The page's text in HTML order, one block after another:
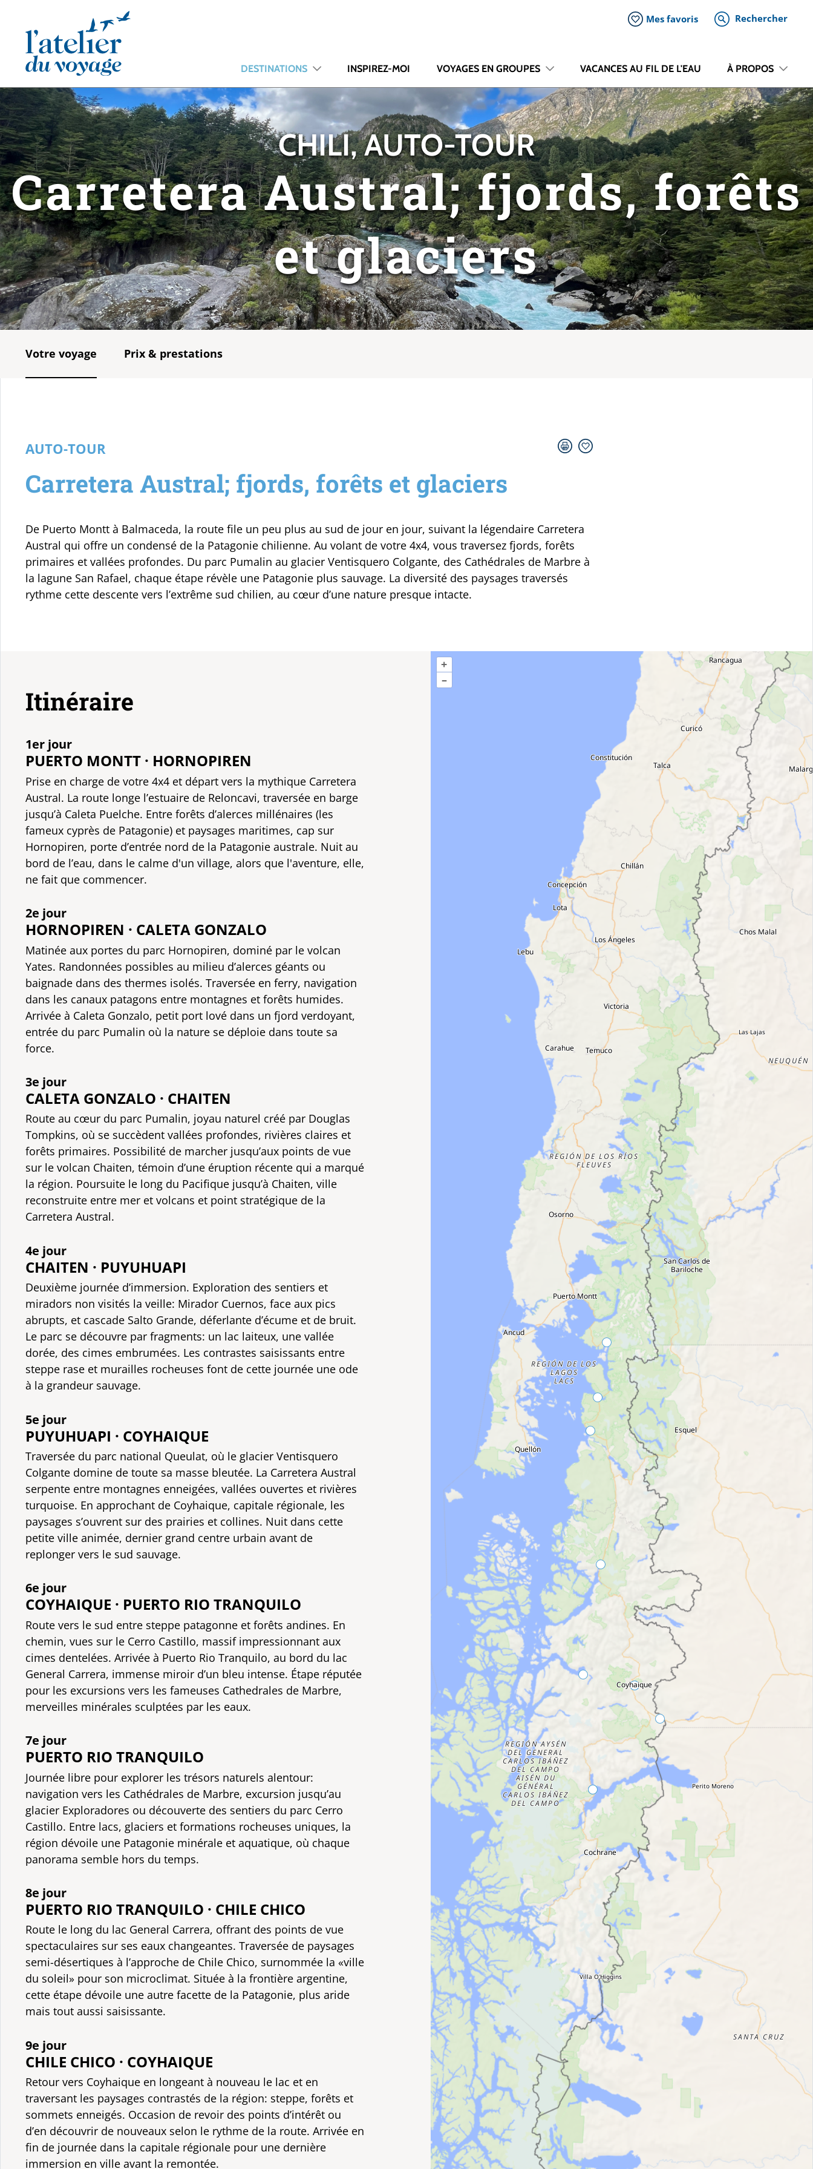
Mes favoris Rechercher
DESTINATIONS INSPIREZ-MOI VOYAGES EN GROUPES VACANCES AU FIL DE L'EAU À PROPOS
CHILI, AUTO-TOUR
Carretera Austral; fjords, forêts
et glaciers
Votre voyage Prix & prestations
AUTO-TOUR
Carretera Austral; fjords, forêts et glaciers
De Puerto Montt à Balmaceda, la route file un peu plus au sud de jour en jour, suivant la légendaire Carretera
Austral qui offre un condensé de la Patagonie chilienne. Au volant de votre 4x4, vous traversez fjords, forêts
primaires et vallées profondes. Du parc Pumalin au glacier Ventisquero Colgante, des Cathédrales de Marbre à
la lagune San Rafael, chaque étape révèle une Patagonie plus sauvage. La diversité des paysages traversés
rythme cette descente vers l’extrême sud chilien, au cœur d’une nature presque intacte.
+
–
Itinéraire
1er jour
PUERTO MONTT · HORNOPIREN
Prise en charge de votre 4x4 et départ vers la mythique Carretera
Austral. La route longe l’estuaire de Reloncavi, traversée en barge
jusqu’à Caleta Puelche. Entre forêts d’alerces millénaires (les
fameux cyprès de Patagonie) et paysages maritimes, cap sur
Hornopiren, porte d’entrée nord de la Patagonie australe. Nuit au
bord de l’eau, dans le calme d'un village, alors que l'aventure, elle,
ne fait que commencer.
2e jour
HORNOPIREN · CALETA GONZALO
Matinée aux portes du parc Hornopiren, dominé par le volcan
Yates. Randonnées possibles au milieu d’alerces géants ou
baignade dans des thermes isolés. Traversée en ferry, navigation
dans les canaux patagons entre montagnes et forêts humides.
Arrivée à Caleta Gonzalo, petit port lové dans un fjord verdoyant,
entrée du parc Pumalin où la nature se déploie dans toute sa
force.
3e jour
CALETA GONZALO · CHAITEN
Route au cœur du parc Pumalin, joyau naturel créé par Douglas
Tompkins, où se succèdent vallées profondes, rivières claires et
forêts primaires. Possibilité de marcher jusqu’aux points de vue
sur le volcan Chaiten, témoin d’une éruption récente qui a marqué
la région. Poursuite le long du Pacifique jusqu’à Chaiten, ville
reconstruite entre mer et volcans et point stratégique de la
Carretera Austral.
4e jour
CHAITEN · PUYUHUAPI
Deuxième journée d’immersion. Exploration des sentiers et
miradors non visités la veille: Mirador Cuernos, face aux pics
abrupts, et cascade Salto Grande, déferlante d’écume et de bruit.
Le parc se découvre par fragments: un lac laiteux, une vallée
dorée, des cimes embrumées. Les contrastes saisissants entre
steppe rase et murailles rocheuses font de cette journée une ode
à la grandeur sauvage.
5e jour
PUYUHUAPI · COYHAIQUE
Traversée du parc national Queulat, où le glacier Ventisquero
Colgante domine de toute sa masse bleutée. La Carretera Austral
serpente entre montagnes enneigées, vallées ouvertes et rivières
turquoise. En approchant de Coyhaique, capitale régionale, les
paysages s’ouvrent sur des prairies et collines. Nuit dans cette
petite ville animée, dernier grand centre urbain avant de
replonger vers le sud sauvage.
6e jour
COYHAIQUE · PUERTO RIO TRANQUILO
Route vers le sud entre steppe patagonne et forêts andines. En
chemin, vues sur le Cerro Castillo, massif impressionnant aux
cimes dentelées. Arrivée à Puerto Rio Tranquilo, au bord du lac
General Carrera, immense miroir d’un bleu intense. Étape réputée
pour les excursions vers les fameuses Cathedrales de Marbre,
merveilles minérales sculptées par les eaux.
7e jour
PUERTO RIO TRANQUILO
Journée libre pour explorer les trésors naturels alentour:
navigation vers les Cathédrales de Marbre, excursion jusqu’au
glacier Exploradores ou découverte des sentiers du parc Cerro
Castillo. Entre lacs, glaciers et formations rocheuses uniques, la
région dévoile une Patagonie minérale et aquatique, où chaque
panorama semble hors du temps.
8e jour
PUERTO RIO TRANQUILO · CHILE CHICO
Route le long du lac General Carrera, offrant des points de vue
spectaculaires sur ses eaux changeantes. Traversée de paysages
semi-désertiques à l’approche de Chile Chico, surnommée la «ville
du soleil» pour son microclimat. Située à la frontière argentine,
cette étape dévoile une autre facette de la Patagonie, plus aride
mais tout aussi saisissante.
9e jour
CHILE CHICO · COYHAIQUE
Retour vers Coyhaique en longeant à nouveau le lac et en
traversant les paysages contrastés de la région: steppe, forêts et
sommets enneigés. Occasion de revoir des points d’intérêt ou
d’en découvrir de nouveaux selon le rythme de la route. Arrivée en
fin de journée dans la capitale régionale pour une dernière
immersion en ville avant la remontée.
Panneau de gestion des cookies